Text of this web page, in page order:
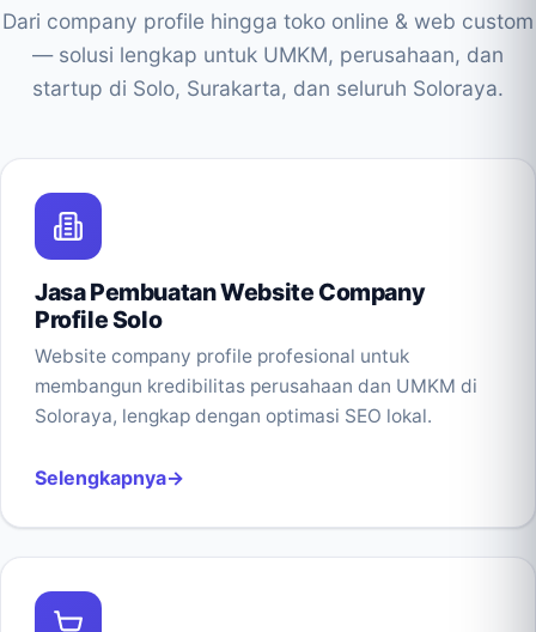
Dari company profile hingga toko online & web custom
— solusi lengkap untuk UMKM, perusahaan, dan
startup di Solo, Surakarta, dan seluruh Soloraya.
Jasa Pembuatan Website Company
Profile Solo
Website company profile profesional untuk
membangun kredibilitas perusahaan dan UMKM di
Soloraya, lengkap dengan optimasi SEO lokal.
Selengkapnya